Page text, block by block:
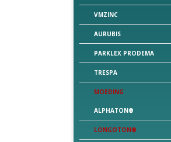
VMZINC
AURUBIS
PARKLEX PRODEMA
TRESPA
MOEDING
ALPHATON®
LONGOTON®